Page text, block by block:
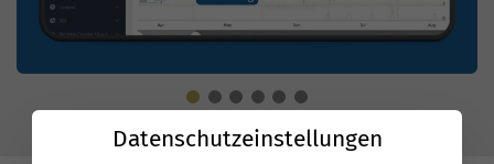
Datenschutzeinstellungen